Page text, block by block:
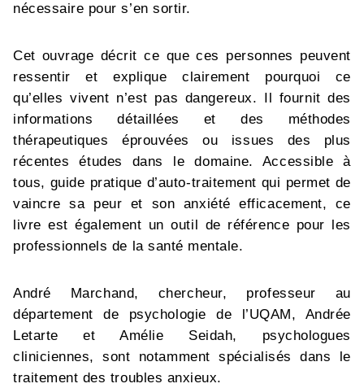
nécessaire pour s’en sortir.
Cet ouvrage décrit ce que ces personnes peuvent
ressentir et explique clairement pourquoi ce
qu’elles vivent n’est pas dangereux. Il fournit des
informations détaillées et des méthodes
thérapeutiques éprouvées ou issues des plus
récentes études dans le domaine. Accessible à
tous, guide pratique d’auto-traitement qui permet de
vaincre sa peur et son anxiété efficacement, ce
livre est également un outil de référence pour les
professionnels de la santé mentale.
André Marchand, chercheur, professeur au
département de psychologie de l’UQAM, Andrée
Letarte et Amélie Seidah, psychologues
cliniciennes, sont notamment spécialisés dans le
traitement des troubles anxieux.